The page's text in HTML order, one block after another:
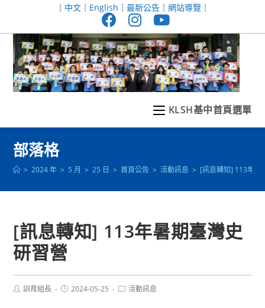
至
｜ 中文｜ English ｜ 最新公告｜ 網站導覽｜
KLSH基中首頁選單
部落格
> 2024 年 > 5 月 > 25 日 > 首頁公告 > 活動訊息 > [訊息轉知] 113年暑
[訊息轉知] 113年暑期臺灣史
研習營
Post訓育組長
Post2024-05-25
Post活動訊息